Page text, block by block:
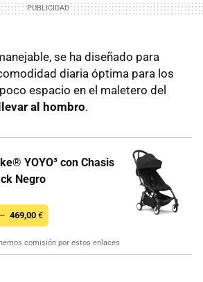
se ha diseñado para
diaria óptima para los
espacio en el maletero del
al hombro.
YOYO³ con Chasis
Negro
469,00 €
comisión por estos enlaces